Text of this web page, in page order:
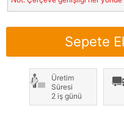
Sepete
Üretim
Süresi
2 iş günü